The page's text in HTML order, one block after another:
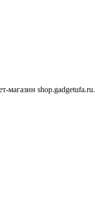
магазин shop.gadgetufa.ru.